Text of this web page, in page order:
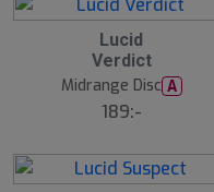
Lucid
Verdict
Midrange Disc A
189:-